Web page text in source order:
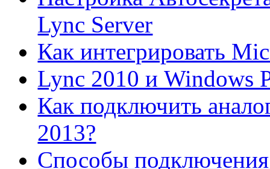
Lync Server
Как интегрировать
Lync 2010 и Windows
Как подключить
2013?
Способы